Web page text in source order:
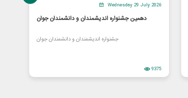
Wednesday 29 July 2026
دهمین جشنواره اندیشمندان و دانشمندان جوان
جشنواره اندیشمندان و دانشمندان جوان
9375